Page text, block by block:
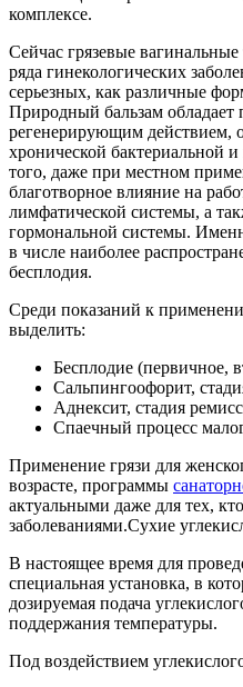
комплексе.
Сейчас грязевые
ряда гинекологических
серьезных, как различные
Природный бальзам обладает
регенерирующим действием,
хронической бактериальной
того, даже при местном
благотворное влияние на
лимфатической системы, а
гормональной системы.
в числе наиболее
бесплодия.
Среди показаний к
выделить:
Бесплодие (первичное,
Сальпингоофорит,
Аднексит, стадия
Спаечный процесс
Применение грязи для
возрасте, программы
актуальными даже для тех,
заболеваниями.Сухие
В настоящее время для
специальная установка, в
дозируемая подача
поддержания температуры.
Под воздействием